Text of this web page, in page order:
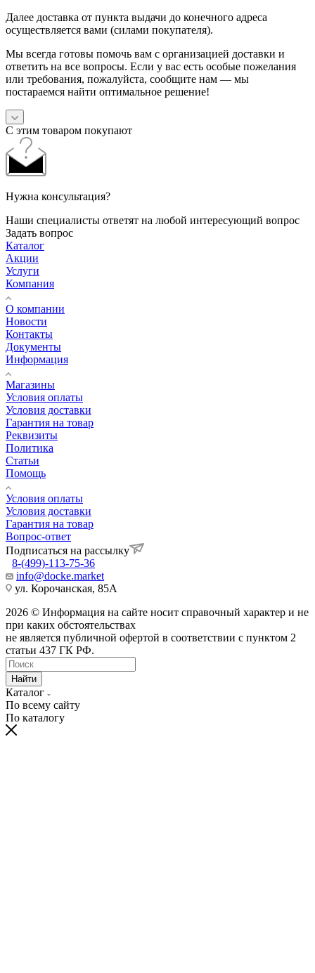
Далее доставка от пункта выдачи до конечного адреса
осуществляется вами (силами покупателя).
Мы всегда готовы помочь вам с организацией доставки и
ответить на все вопросы. Если у вас есть особые пожелания
или требования, пожалуйста, сообщите нам — мы
постараемся найти оптимальное решение!
С этим товаром покупают
Нужна консультация?
Наши специалисты ответят на любой интересующий вопрос
Задать вопрос
Каталог
Акции
Услуги
Компания
О компании
Новости
Контакты
Документы
Информация
Магазины
Условия оплаты
Условия доставки
Гарантия на товар
Реквизиты
Политика
Статьи
Помощь
Условия оплаты
Условия доставки
Гарантия на товар
Вопрос-ответ
Подписаться на рассылку
8-(499)-113-75-36
info@docke.market
ул. Корочанская, 85А
2026 © Информация на сайте носит справочный характер и не
при каких обстоятельствах
не является публичной офертой в соответствии с пунктом 2
статьи 437 ГК РФ.
Найти
Каталог
По всему сайту
По каталогу